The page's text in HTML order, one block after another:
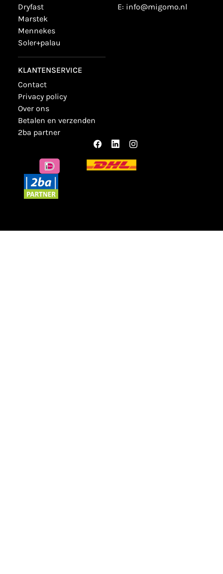
dryfast
marstek
mennekes
soler+palau
KLANTENSERVICE
contact
privacy policy
over ons
betalen en verzenden
2ba partner
E: info@migomo.nl